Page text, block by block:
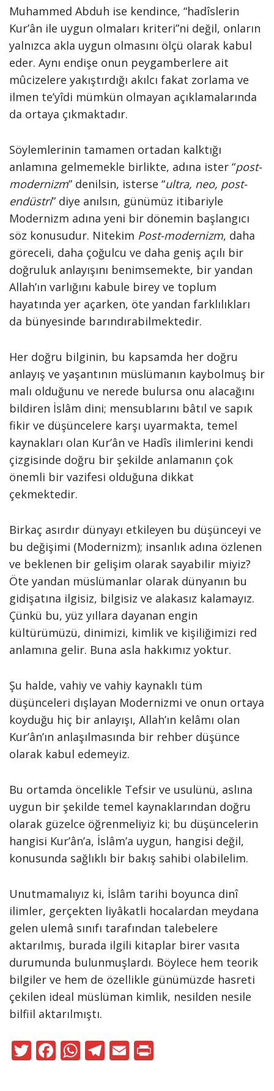
Muhammed Abduh ise kendince, “hadîslerin
Kur’ân ile uygun olmaları kriteri”ni değil, onların
yalnızca akla uygun olmasını ölçü olarak kabul
eder. Aynı endişe onun peygamberlere ait
mûcizelere yakıştırdığı akılcı fakat zorlama ve
ilmen te’yîdi mümkün olmayan açıklamalarında
da ortaya çıkmaktadır.
Söylemlerinin tamamen ortadan kalktığı
anlamına gelmemekle birlikte, adına ister “post-
modernizm” denilsin, isterse “ultra, neo, post-
endüstri” diye anılsın, günümüz itibariyle
Modernizm adına yeni bir dönemin başlangıcı
söz konusudur. Nitekim Post-modernizm, daha
göreceli, daha çoğulcu ve daha geniş açılı bir
doğruluk anlayışını benimsemekte, bir yandan
Allah’ın varlığını kabule birey ve toplum
hayatında yer açarken, öte yandan farklılıkları
da bünyesinde barındırabilmektedir.
Her doğru bilginin, bu kapsamda her doğru
anlayış ve yaşantının müslümanın kaybolmuş bir
malı olduğunu ve nerede bulursa onu alacağını
bildiren İslâm dini; mensublarını bâtıl ve sapık
fikir ve düşüncelere karşı uyarmakta, temel
kaynakları olan Kur’ân ve Hadîs ilimlerini kendi
çizgisinde doğru bir şekilde anlamanın çok
önemli bir vazifesi olduğuna dikkat
çekmektedir.
Birkaç asırdır dünyayı etkileyen bu düşünceyi ve
bu değişimi (Modernizm); insanlık adına özlenen
ve beklenen bir gelişim olarak sayabilir miyiz?
Öte yandan müslümanlar olarak dünyanın bu
gidişatına ilgisiz, bilgisiz ve alakasız kalamayız.
Çünkü bu, yüz yıllara dayanan engin
kültürümüzü, dinimizi, kimlik ve kişiliğimizi red
anlamına gelir. Buna asla hakkımız yoktur.
Şu halde, vahiy ve vahiy kaynaklı tüm
düşünceleri dışlayan Modernizmi ve onun ortaya
koyduğu hiç bir anlayışı, Allah’ın kelâmı olan
Kur’ân’ın anlaşılmasında bir rehber düşünce
olarak kabul edemeyiz.
Bu ortamda öncelikle Tefsir ve usulünü, aslına
uygun bir şekilde temel kaynaklarından doğru
olarak güzelce öğrenmeliyiz ki; bu düşüncelerin
hangisi Kur’ân’a, İslâm’a uygun, hangisi değil,
konusunda sağlıklı bir bakış sahibi olabilelim.
Unutmamalıyız ki, İslâm tarihi boyunca dinî
ilimler, gerçekten liyâkatli hocalardan meydana
gelen ulemâ sınıfı tarafından talebelere
aktarılmış, burada ilgili kitaplar birer vasıta
durumunda bulunmuşlardı. Böylece hem teorik
bilgiler ve hem de özellikle günümüzde hasreti
çekilen ideal müslüman kimlik, nesilden nesile
bilfiil aktarılmıştı.
T F W T E